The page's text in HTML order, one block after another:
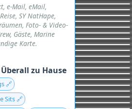
e-Mail, eMail,
SY NatHape,
Foto- & Video-
Gäste, Marine
Karte.
zu Hause
🔗
Sits 🔗